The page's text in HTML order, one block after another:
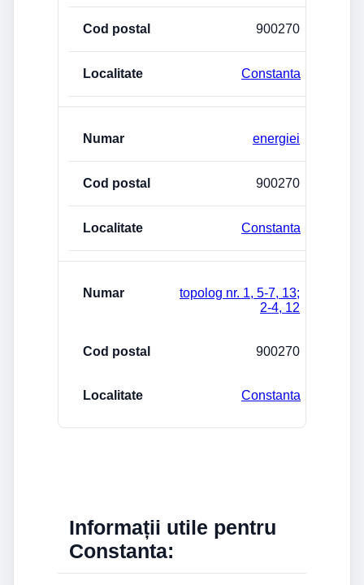
900270
Constanta
energiei
900270
Constanta
topolog nr. 1, 5-7, 13;
2-4, 12
900270
Constanta
Informații utile pentru
Constanta: